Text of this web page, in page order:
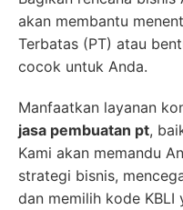
akan membantu
Terbatas (PT) atau
cocok untuk Anda.
Manfaatkan layanan
jasa pembuatan pt,
Kami akan memandu
strategi bisnis,
dan memilih kode